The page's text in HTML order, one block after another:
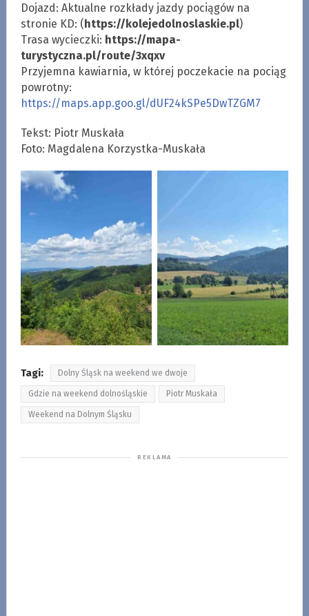
Dojazd: Aktualne rozkłady jazdy pociągów na
stronie KD: (https://kolejedolnoslaskie.pl)
Trasa wycieczki: https://mapa-
turystyczna.pl/route/3xqxv
Przyjemna kawiarnia, w której poczekacie na pociąg
powrotny:
https://maps.app.goo.gl/dUF24kSPe5DwTZGM7
Tekst: Piotr Muskała
Foto: Magdalena Korzystka-Muskała
Tagi: Dolny Śląsk na weekend we dwoje
Gdzie na weekend dolnośląskie Piotr Muskała
Weekend na Dolnym Śląsku